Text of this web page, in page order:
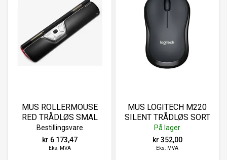
MUS ROLLERMOUSE
RED TRÅDLØS SMAL
Bestillingsvare
kr 6 173,47
Eks. MVA
MUS LOGITECH M220
SILENT TRÅDLØS SORT
På lager
kr 352,00
Eks. MVA